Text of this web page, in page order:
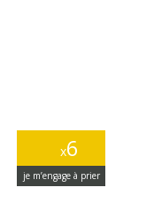
x6
je m’engage à prier